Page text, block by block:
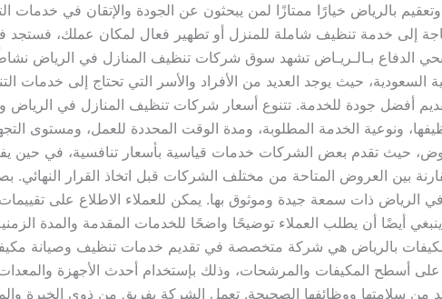
بالرياض خيارًا ممتازًا لمن يبحثون عن الجودة والإتقان في خدمات
إلى خدمة تنظيف شاملة للمنزل أو تطهير فعال لمكان عملك، فستجد
الدفاع بـالـريـاض تشهد سوق شركات تنظيف المنازل في الرياض
السعودية، حيث يوجد العديد من الأفراد والأسر التي تحتاج إلى خدمات
أفضل جودة للخدمة. تتنوع أسعار شركات تنظيف المنازل في الرياض
ونوعية الخدمة المطلوبة، ومدة الوقت المحددة للعمل، ومستوى
حيث تقدم بعض الشركات خدمات قياسية بأسعار تنافسية، في حين
بين العروض المتاحة من مختلف الشركات قبل اتخاذ القرار
ذات سمعة جيدة وموثوق بها. يمكن للعملاء الاطلاع على تقييمات
أيضًا أن يطلب العملاء توضيحًا واضحًا للخدمات المقدمة والمدة
بالرياض هي شركة متخصصة في تقديم خدمات تنظيف وصيانة
على أسطح المكيفات والمرشحات، وذلك بإستخدام أحدث الأجهزة
من سلامتها ووظائفها الصحيحة. تعمل الشركة بفريق من ذوي الخبرة